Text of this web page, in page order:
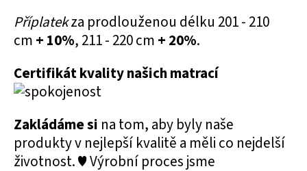
Příplatekza prodlouženou délku 201 - 210
cm + 10%, 211 - 220 cm + 20%.
Certifikát kvality našich matrací
Zakládáme si na tom, aby byly naše
produkty v nejlepší kvalitě a měli co nejdelší
životnost. ♥ Výrobní proces jsme